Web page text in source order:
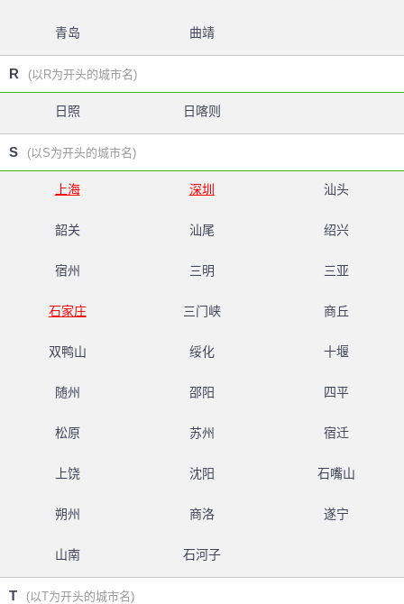
青岛 曲靖
R (以R为开头的城市名)
日照 日喀则
S (以S为开头的城市名)
上海 深圳 汕头
韶关 汕尾 绍兴
宿州 三明 三亚
石家庄 三门峡 商丘
双鸭山 绥化 十堰
随州 邵阳 四平
松原 苏州 宿迁
上饶 沈阳 石嘴山
朔州 商洛 遂宁
山南 石河子
T (以T为开头的城市名)